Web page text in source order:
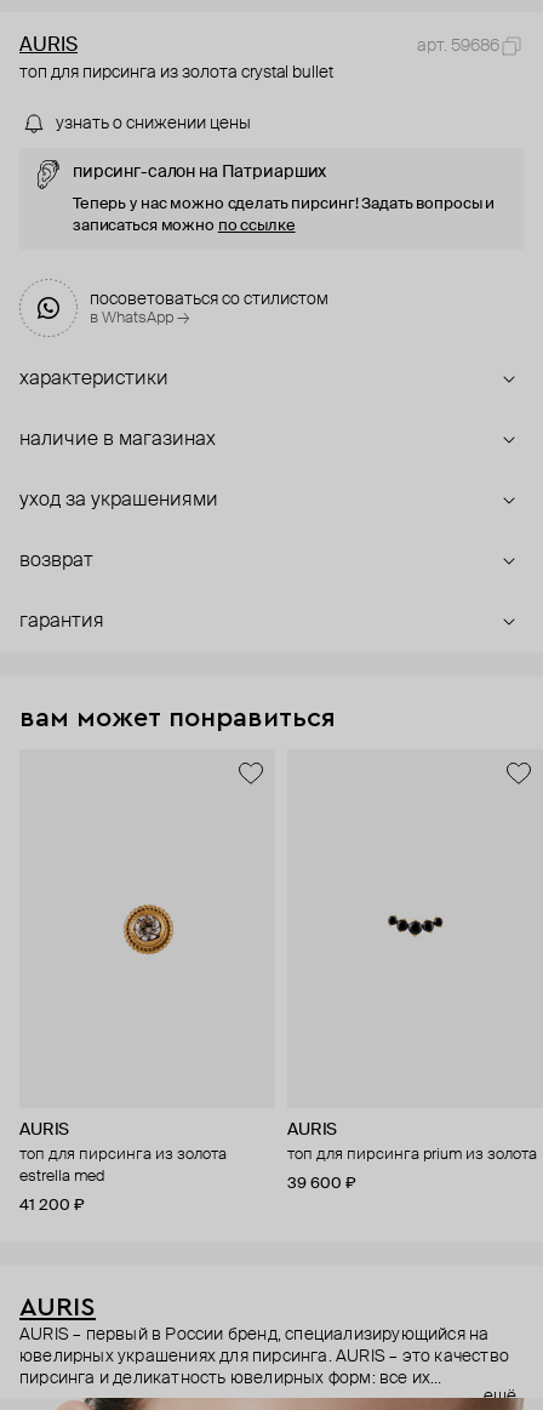
AURIS
арт. 59686
топ для пирсинга из золота crystal bullet
узнать о снижении цены
пирсинг-салон на Патриарших
Теперь у нас можно сделать пирсинг! Задать вопросы и
записаться можно по ссылке
посоветоваться со стилистом
в WhatsApp →
характеристики
наличие в магазинах
уход за украшениями
возврат
гарантия
вам может понравиться
AURIS
топ для пирсинга из золота
estrella med
41 200 ₽
AURIS
топ для пирсинга prium из золота
39 600 ₽
AURIS
AURIS – первый в России бренд, специализирующийся на
ювелирных украшениях для пирсинга. AURIS – это качество
пирсинга и деликатность ювелирных форм: все их
украшения ручной работы. В процессе создания участвуют
ещё